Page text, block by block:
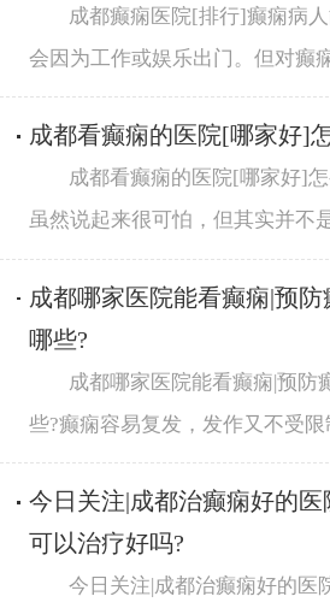
成都癫痫医院[排行]癫痫病
会因为工作或娱乐出门。但对癫
成都看癫痫的医院[哪家好]
成都看癫痫的医院[哪家好]
虽然说起来很可怕，但其实并不
成都哪家医院能看癫痫|预
哪些?
成都哪家医院能看癫痫|预防
些?癫痫容易复发，发作又不受限
今日关注|成都治癫痫好的
可以治疗好吗?
今日关注|成都治癫痫好的医